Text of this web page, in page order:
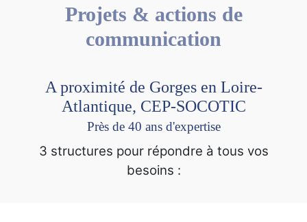
Projets & actions de
communication
A proximité de Gorges en Loire-
Atlantique, CEP-SOCOTIC
Près de 40 ans d'expertise
3 structures pour répondre à tous vos
besoins :